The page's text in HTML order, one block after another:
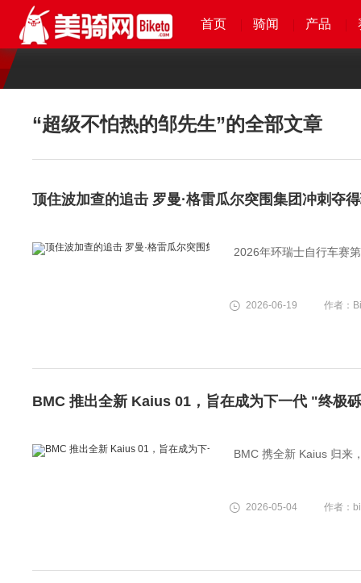
首页 骑闻 产品
首页 骑闻 产品
首页 骑闻 产品
首页 骑闻 产品
“超级不怕热的邹先生”的全部文章
顶住波加查的追击 罗曼·格雷瓜尔突围集团冲刺夺
2026年环瑞士自行车赛
2026-06-19 作者：
BMC 推出全新 Kaius 01，旨在成为下一代 "终极
BMC 携全新 Kaius 归来
2026-05-04 作者：